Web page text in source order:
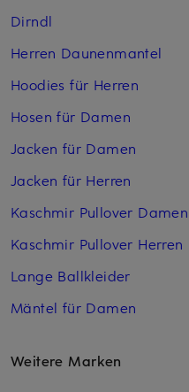
Dirndl
Herren Daunenmantel
Hoodies für Herren
Hosen für Damen
Jacken für Damen
Jacken für Herren
Kaschmir Pullover Damen
Kaschmir Pullover Herren
Lange Ballkleider
Mäntel für Damen
Weitere Marken